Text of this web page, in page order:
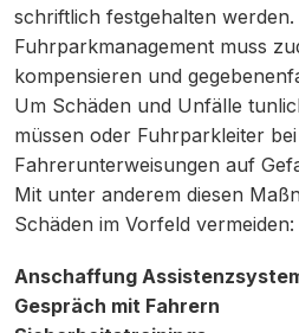
schriftlich festgehalten werden.
Fuhrparkmanagement muss
kompensieren und
Um Schäden und Unfälle
müssen oder Fuhrparkleiter
Fahrerunterweisungen auf
Mit unter anderem diesen
Schäden im Vorfeld vermeiden:
Anschaffung
Gespräch mit Fahrern